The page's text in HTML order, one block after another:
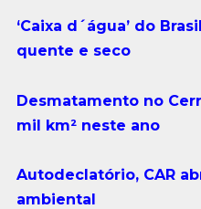
‘Caixa d´água’ do
quente e seco
Desmatamento no
mil km² neste ano
Autodeclatório, CAR
ambiental